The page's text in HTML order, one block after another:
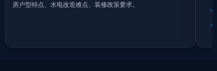
房户型特点、水电改造难点、装修政策要求。